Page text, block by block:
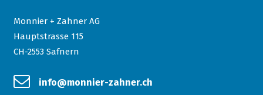
Monnier + Zahner AG
Hauptstrasse 115
CH-2553 Safnern
info@monnier-zahner.ch